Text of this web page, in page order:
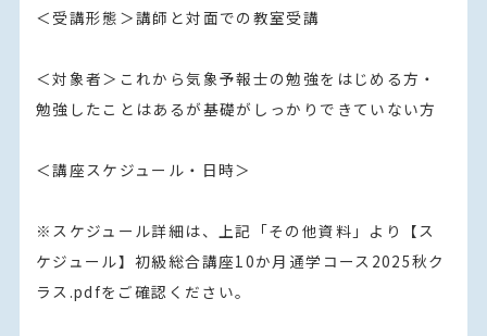
＜受講形態＞講師と対面での教室受講
＜対象者＞これから気象予報士の勉強をはじめる方・
勉強したことはあるが基礎がしっかりできていない方
＜講座スケジュール・日時＞
※スケジュール詳細は、上記「その他資料」より【ス
ケジュール】初級総合講座10か月通学コース2025秋ク
ラス.pdfをご確認ください。